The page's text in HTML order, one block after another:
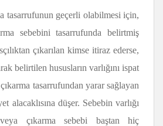
tasarrufunun geçerli olabilmesi için,
sebebini tasarrufunda belirtmiş
çıkarılan kimse itiraz ederse,
belirtilen hususların varlığını ispat
tasarrufundan yarar sağlayan
alacaklısına düşer. Sebebin varlığı
çıkarma sebebi baştan hiç